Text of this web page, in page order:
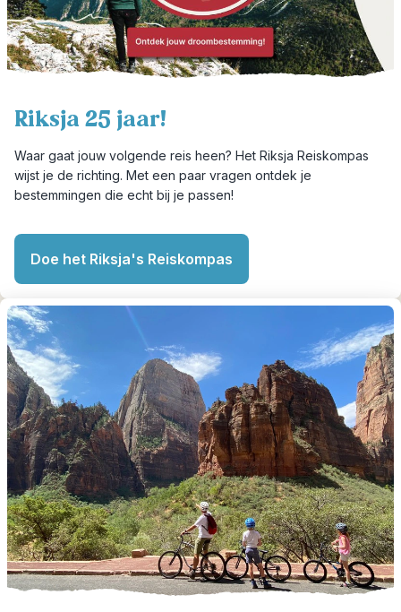
Riksja 25 jaar!
Waar gaat jouw volgende reis heen? Het Riksja Reiskompas
wijst je de richting. Met een paar vragen ontdek je
bestemmingen die echt bij je passen!
Doe het Riksja's Reiskompas